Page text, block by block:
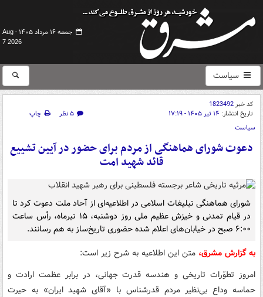
جمعه ۱۶ مرداد ۱۴۰۵ -
Aug
7 2026
سیاست
کد خبر1823492
تاریخ انتشار: ۱۴ تیر ۱۴۰۵ - ۱۷:۱۹ ۵ نظر
چاپ
سیاست
دعوت شورای هماهنگی از مردم برای حضور در آیین تشییع
قائد شهید امت
شورای هماهنگی تبلیغات اسلامی در اطلاعیه‌ای از آحاد ملت دعوت کرد تا
در قیام تمدنی و خیزش عظیم ملی روز دوشنبه، ۱۵ تیرماه، رأس ساعت
۶:۰۰ صبح در خیابان‌های اعلام شده حضوری تاریخ‌ساز به هم رسانند.
به گزارش مشرق، متن این اطلاعیه به شرح زیر است:
امروز تطوّرات تاریخی و هندسه قدرت جهانی، در برابر عظمت ارادت و
حماسه وداع بی‌نظیر مردم قدرشناس با «آقای شهید ایران» به حیرت